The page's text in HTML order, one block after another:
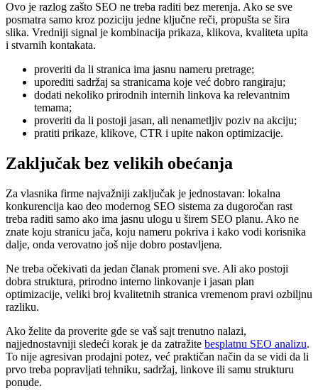
Ovo je razlog zašto SEO ne treba raditi bez merenja. Ako se sve
posmatra samo kroz poziciju jedne ključne reči, propušta se šira
slika. Vredniji signal je kombinacija prikaza, klikova, kvaliteta upita
i stvarnih kontakata.
proveriti da li stranica ima jasnu nameru pretrage;
uporediti sadržaj sa stranicama koje već dobro rangiraju;
dodati nekoliko prirodnih internih linkova ka relevantnim
temama;
proveriti da li postoji jasan, ali nenametljiv poziv na akciju;
pratiti prikaze, klikove, CTR i upite nakon optimizacije.
Zaključak bez velikih obećanja
Za vlasnika firme najvažniji zaključak je jednostavan: lokalna
konkurencija kao deo modernog SEO sistema za dugoročan rast
treba raditi samo ako ima jasnu ulogu u širem SEO planu. Ako ne
znate koju stranicu jača, koju nameru pokriva i kako vodi korisnika
dalje, onda verovatno još nije dobro postavljena.
Ne treba očekivati da jedan članak promeni sve. Ali ako postoji
dobra struktura, prirodno interno linkovanje i jasan plan
optimizacije, veliki broj kvalitetnih stranica vremenom pravi ozbiljnu
razliku.
Ako želite da proverite gde se vaš sajt trenutno nalazi,
najjednostavniji sledeći korak je da zatražite besplatnu SEO analizu.
To nije agresivan prodajni potez, već praktičan način da se vidi da li
prvo treba popravljati tehniku, sadržaj, linkove ili samu strukturu
ponude.